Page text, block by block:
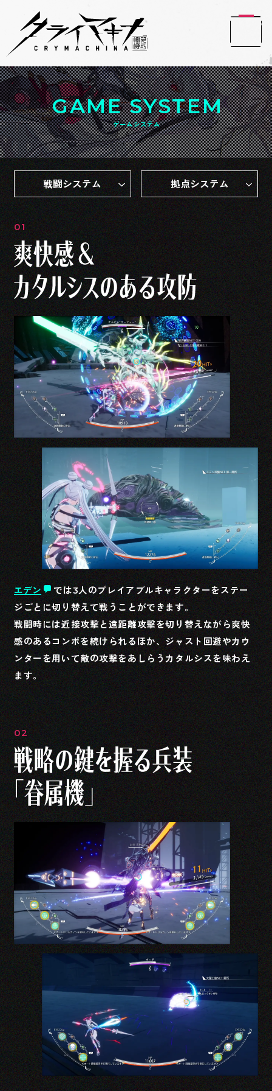
GAME SYSTEM
ゲームシステム
戦闘システム 拠点システム
01
エデン
では3人のプレイアブルキャラクターをステー
ジごとに切り替えて戦うことができます。
戦闘時には近接攻撃と遠距離攻撃を切り替えながら爽快
感のあるコンボを続けられるほか、ジャスト回避やカウ
ンターを用いて敵の攻撃をあしらうカタルシスを味わえ
ます。
02